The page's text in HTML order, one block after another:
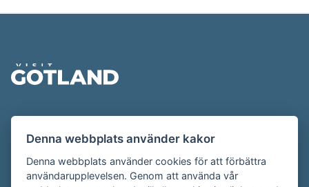
Evenemangskalendern presenteras av
Destination Gotland påvisitgotland.se.
Har du frågor om evenemangskalendern? Mejla oss på
evenemang@visitgotland.se.
Denna webbplats använder kakor
Denna webbplats använder cookies för att förbättra
användarupplevelsen. Genom att använda vår